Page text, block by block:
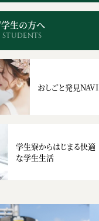
生の方へ
おしごと発見NAVI
学生寮からはじまる快適
な学生生活